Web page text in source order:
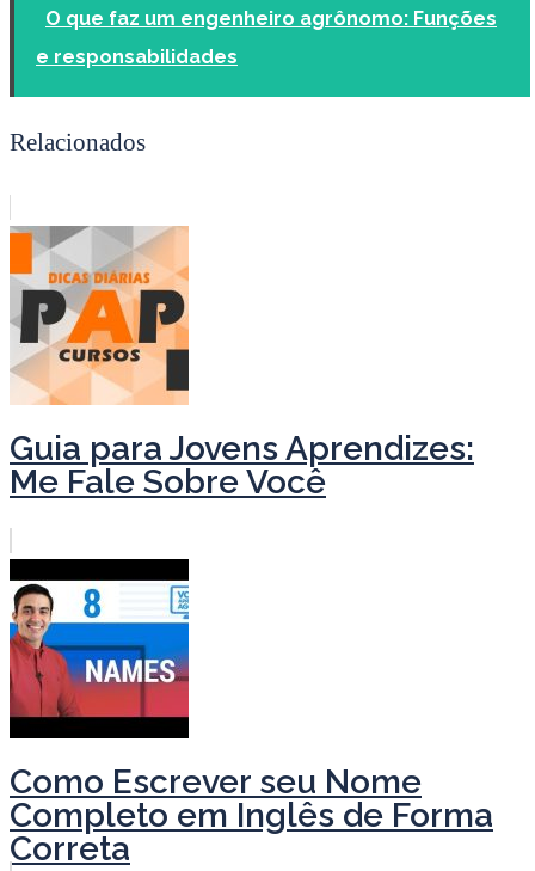
O que faz um engenheiro agrônomo: Funções
e responsabilidades
Relacionados
Guia para Jovens Aprendizes:
Me Fale Sobre Você
Como Escrever seu Nome
Completo em Inglês de Forma
Correta